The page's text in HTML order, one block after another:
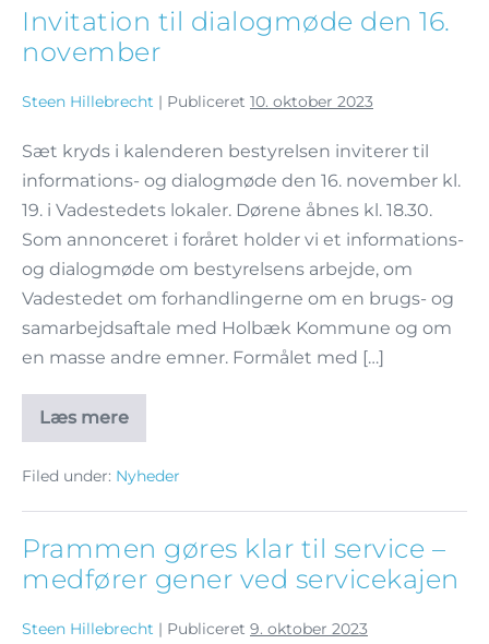
Invitation til dialogmøde den 16.
november
Steen Hillebrecht | Publiceret 10. oktober 2023
Sæt kryds i kalenderen bestyrelsen inviterer til
informations- og dialogmøde den 16. november kl.
19. i Vadestedets lokaler. Dørene åbnes kl. 18.30.
Som annonceret i foråret holder vi et informations-
og dialogmøde om bestyrelsens arbejde, om
Vadestedet om forhandlingerne om en brugs- og
samarbejdsaftale med Holbæk Kommune og om
en masse andre emner. Formålet med […]
Læs mere
Filed under: Nyheder
Prammen gøres klar til service –
medfører gener ved servicekajen
Steen Hillebrecht | Publiceret 9. oktober 2023